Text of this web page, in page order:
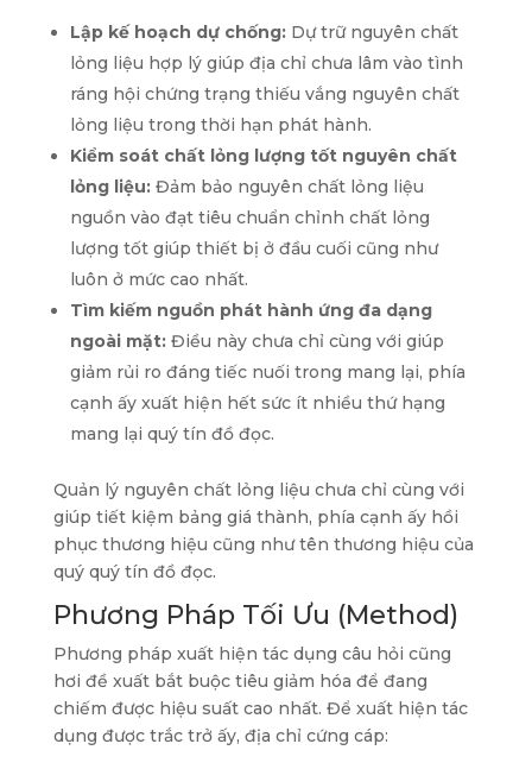
Lập kế hoạch dự chống:Dự trữ nguyên chất
lỏng liệu hợp lý giúp địa chỉ chưa lâm vào tình
ráng hội chứng trạng thiếu vắng nguyên chất
lỏng liệu trong thời hạn phát hành.
Kiểm soát chất lỏng lượng tốt nguyên chất
lỏng liệu:Đảm bảo nguyên chất lỏng liệu
nguồn vào đạt tiêu chuẩn chỉnh chất lỏng
lượng tốt giúp thiết bị ở đầu cuối cũng như
luôn ở mức cao nhất.
Tìm kiếm nguồn phát hành ứng đa dạng
ngoài mặt:Điều này chưa chỉ cùng với giúp
giảm rủi ro đáng tiếc nuối trong mang lại, phía
cạnh ấy xuất hiện hết sức ít nhiều thứ hạng
mang lại quý tín đồ đọc.
Quản lý nguyên chất lỏng liệu chưa chỉ cùng với
giúp tiết kiệm bảng giá thành, phía cạnh ấy hồi
phục thương hiệu cũng như tên thương hiệu của
quý quý tín đồ đọc.
Phương Pháp Tối Ưu (Method)
Phương pháp xuất hiện tác dụng câu hỏi cũng
hơi đề xuất bắt buộc tiêu giảm hóa để đang
chiếm được hiệu suất cao nhất. Để xuất hiện tác
dụng được trắc trở ấy, địa chỉ cứng cáp: